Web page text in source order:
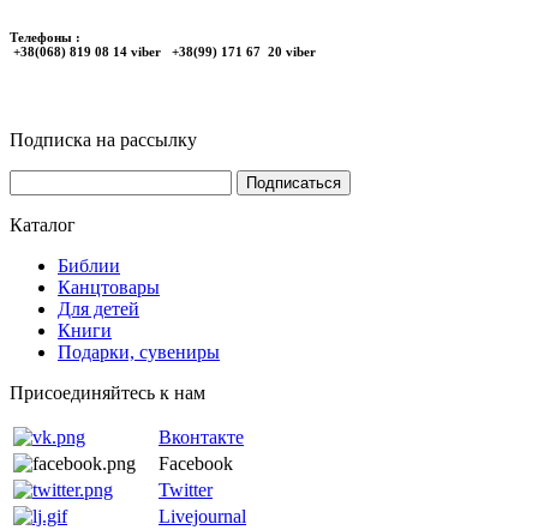
Телефоны :
+38(068) 819 08 14 viber +38(99) 171 67 20 viber
Подписка на рассылку
Каталог
Библии
Канцтовары
Для детей
Книги
Подарки, сувениры
Присоединяйтесь к нам
Вконтакте
Facebook
Twitter
Livejournal